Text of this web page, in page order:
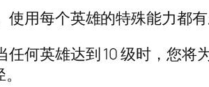
使用每个英雄的特殊能力都
任何英雄达到 10 级时，您